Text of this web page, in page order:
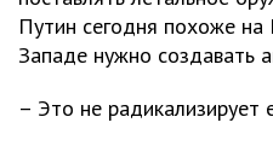
Путин сегодня похоже на
Западе нужно создавать
– Это не радикализирует